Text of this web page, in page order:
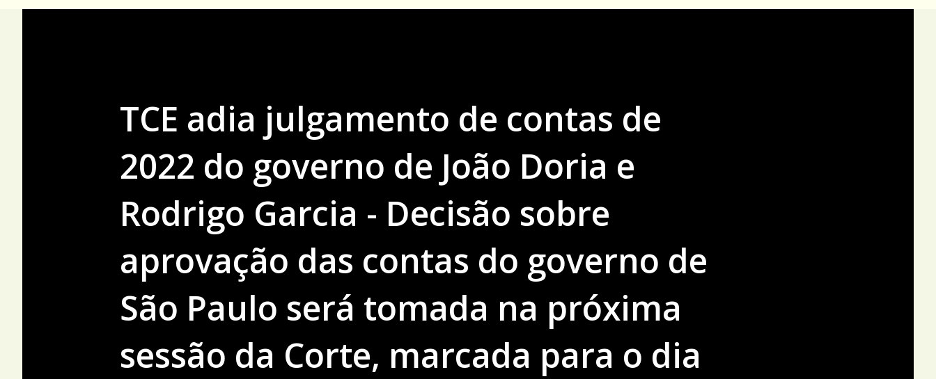
TCE adia julgamento de contas de
2022 do governo de João Doria e
Rodrigo Garcia - Decisão sobre
aprovação das contas do governo de
São Paulo será tomada na próxima
sessão da Corte, marcada para o dia